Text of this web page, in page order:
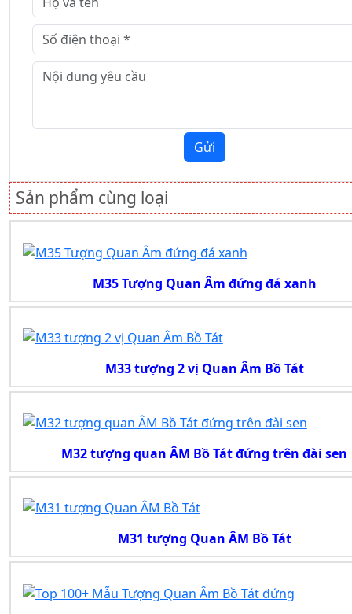
Gửi
Sản phẩm cùng loại
M35 Tượng Quan Âm đứng đá xanh
M33 tượng 2 vị Quan Âm Bồ Tát
M32 tượng quan ÂM Bồ Tát đứng trên đài sen
M31 tượng Quan ÂM Bồ Tát